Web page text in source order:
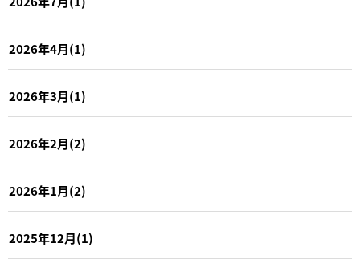
2026年4月(1)
2026年3月(1)
2026年2月(2)
2026年1月(2)
2025年12月(1)